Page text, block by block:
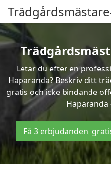
Letar du efter en
Haparanda? Beskriv ditt
gratis och icke bindande
Haparanda
Få 3 erbjudanden,